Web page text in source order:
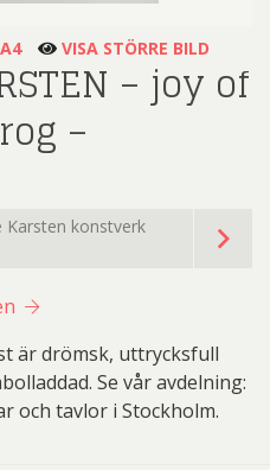
VISA STÖRRE BILD
– joy of
–
Karsten konstverk
är drömsk, uttrycksfull
Se vår avdelning:
och tavlor i Stockholm.